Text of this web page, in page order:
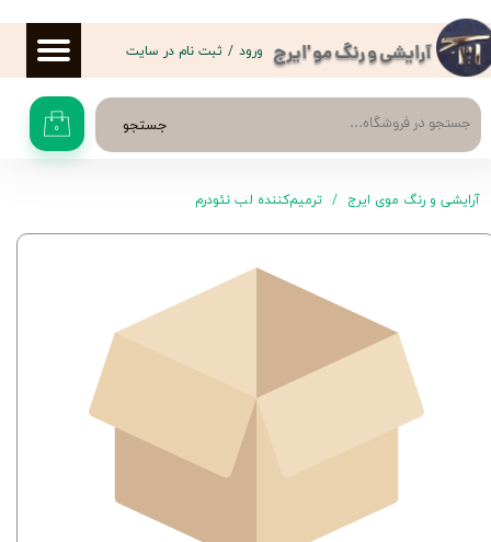
آرایشی و رنگ مو 'ایرج
جستجو ۰
ورود / ثبت نام در سایت
حساب کاربری من
تغییر گذر واژه
سفارشات
خروج از حساب کاربری
آرایشی و رنگ موی ایرج ترمیم‌کننده لب نئودرم